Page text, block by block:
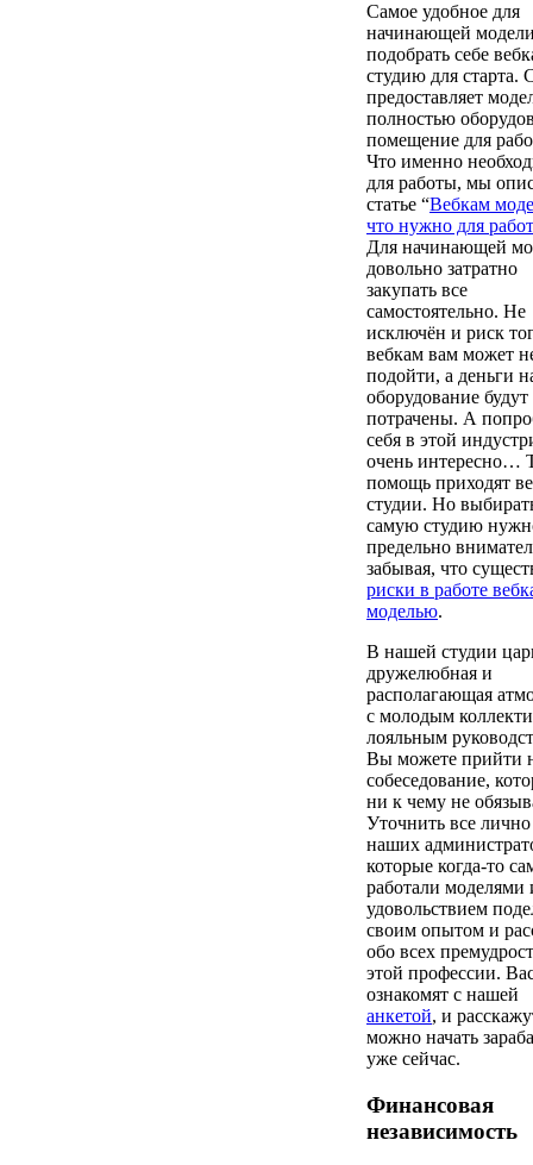
Самое удобное для
начинающей
подобрать себе
студию для старта.
предоставляет
полностью
помещение для
Что именно
для работы, мы
статье “Вебкам
что нужно для
Для начинающей
довольно затратно
закупать все
самостоятельно. Не
исключён и риск
вебкам вам может
подойти, а деньги
оборудование
потрачены. А
себя в этой
очень интересно…
помощь приходят
студии. Но
самую студию
предельно
забывая, что
риски в работе
моделью.
В нашей студии
дружелюбная и
располагающая
с молодым
лояльным
Вы можете прийти
собеседование,
ни к чему не
Уточнить все
наших
которые когда-то
работали моделями
удовольствием
своим опытом и
обо всех
этой профессии.
ознакомят с нашей
анкетой, и
можно начать
уже сейчас.
Финансовая
независимость